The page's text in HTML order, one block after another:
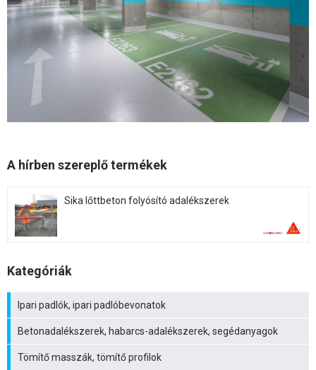
A hírben szereplő termékek
Sika lőttbeton folyósító adalékszerek
Kategóriák
Ipari padlók, ipari padlóbevonatok
Betonadalékszerek, habarcs-adalékszerek, segédanyagok
Tömítő masszák, tömítő profilok